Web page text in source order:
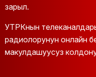
зарыл.
УТРКнын
радиолорунун онлайн
макулдашуусуз